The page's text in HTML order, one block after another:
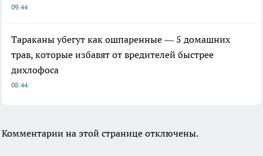
09:44
Тараканы убегут как ошпаренные — 5 домашних
трав, которые избавят от вредителей быстрее
дихлофоса
08:44
Комментарии на этой странице отключены.